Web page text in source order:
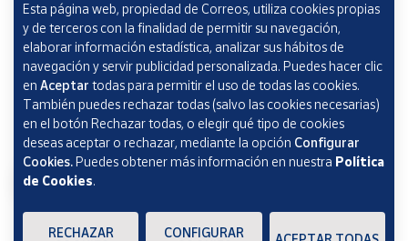
Información y ayuda
Correos Market
Esta página web, propiedad de Correos, utiliza cookies propias
y de terceros con la finalidad de permitir su navegación,
elaborar información estadística, analizar sus hábitos de
navegación y servir publicidad personalizada. Puedes hacer clic
en Aceptar todas para permitir el uso de todas las cookies.
También puedes rechazar todas (salvo las cookies necesarias)
en el botón Rechazar todas, o elegir qué tipo de cookies
deseas aceptar o rechazar, mediante la opción Configurar
Cookies.Puedes obtener más información en nuestra Política
de Cookies.
RECHAZAR
CONFIGURAR